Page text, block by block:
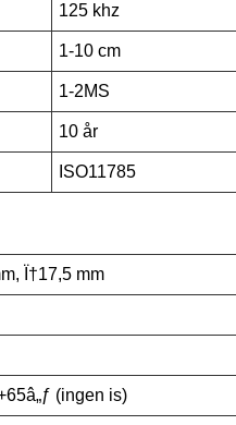
125 khz
1-10 cm
1-2MS
10 år
ISO11785
Ï†17,5 mm
(ingen is)